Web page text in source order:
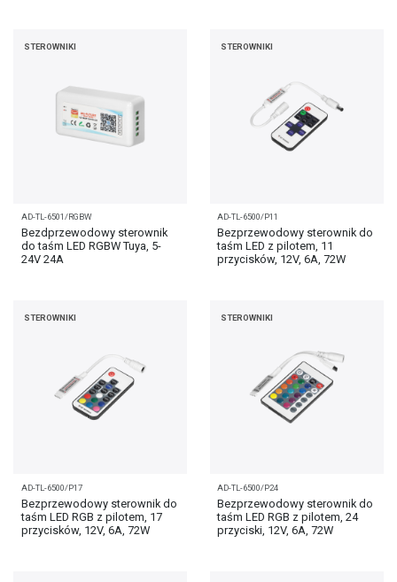
STEROWNIKI
AD-TL-6501/RGBW
Bezdprzewodowy sterownik
do taśm LED RGBW Tuya, 5-
24V 24A
STEROWNIKI
AD-TL-6500/P11
Bezprzewodowy sterownik do
taśm LED z pilotem, 11
przycisków, 12V, 6A, 72W
STEROWNIKI
AD-TL-6500/P17
Bezprzewodowy sterownik do
taśm LED RGB z pilotem, 17
przycisków, 12V, 6A, 72W
STEROWNIKI
AD-TL-6500/P24
Bezprzewodowy sterownik do
taśm LED RGB z pilotem, 24
przyciski, 12V, 6A, 72W